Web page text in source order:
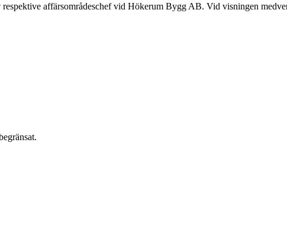
respektive affärsområdeschef vid Hökerum Bygg AB. Vid visningen